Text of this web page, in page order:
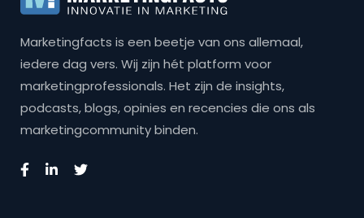
Marketingfacts is een beetje van ons allemaal,
iedere dag vers. Wij zijn hét platform voor
marketingprofessionals. Het zijn de insights,
podcasts, blogs, opinies en recencies die ons als
marketingcommunity binden.